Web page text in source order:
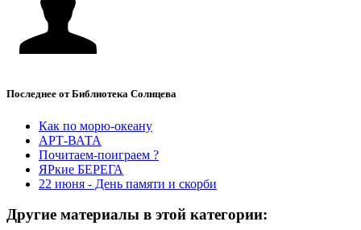
Последнее от Библиотека Солнцева
Как по морю-океану
АРТ-ВАТА
Почитаем-поиграем ?
ЯРкие БЕРЕГА
22 июня - День памяти и скорби
Другие материалы в этой категории: